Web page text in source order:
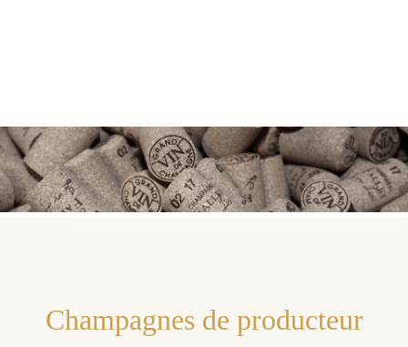
Champagnes de producteur